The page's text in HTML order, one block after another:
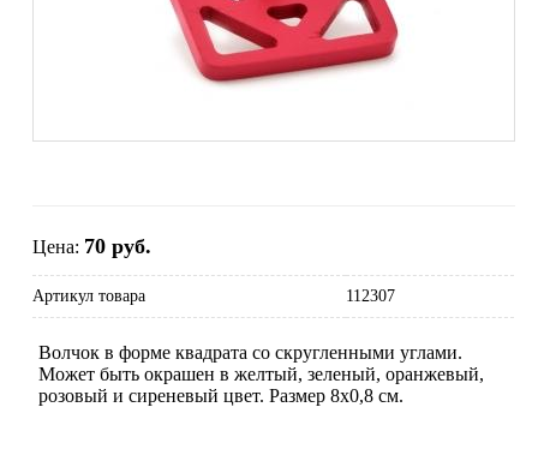
Цена: 70 руб.
Артикул товара 112307
Волчок в форме квадрата со скругленными углами.
Может быть окрашен в желтый, зеленый, оранжевый,
розовый и сиреневый цвет. Размер 8х0,8 см.